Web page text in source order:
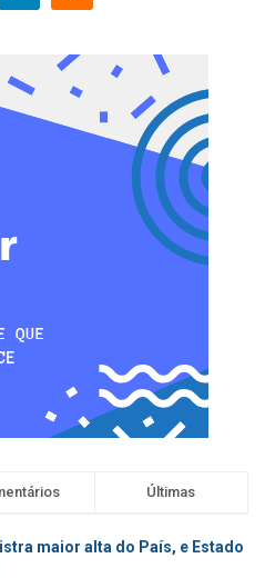
Últimas
maior alta do País, e Estado